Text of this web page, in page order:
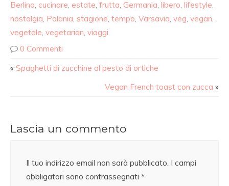
Berlino, cucinare, estate, frutta, Germania, libero, lifestyle,
nostalgia, Polonia, stagione, tempo, Varsavia, veg, vegan,
vegetale, vegetarian, viaggi
0 Commenti
« Spaghetti di zucchine al pesto di ortiche
Vegan French toast con zucca »
Lascia un commento
Il tuo indirizzo email non sarà pubblicato. I campi
obbligatori sono contrassegnati *